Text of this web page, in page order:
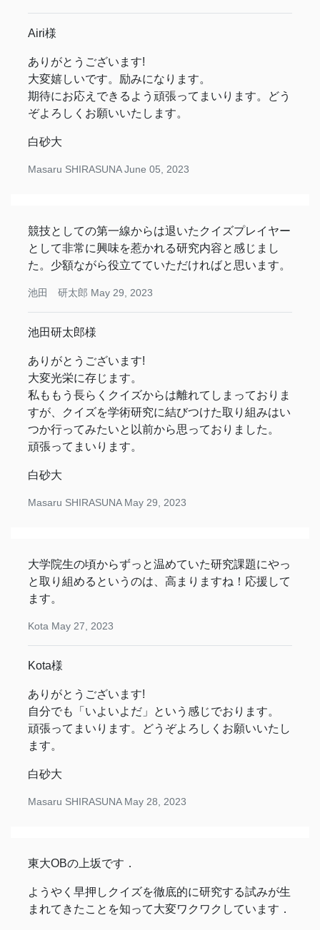
Airi様
ありがとうございます!
大変嬉しいです。励みになります。
期待にお応えできるよう頑張ってまいります。どう
ぞよろしくお願いいたします。
白砂大
Masaru SHIRASUNAJune 05, 2023
競技としての第一線からは退いたクイズプレイヤー
として非常に興味を惹かれる研究内容と感じまし
た。少額ながら役立てていただければと思います。
池田 研太郎 May 29, 2023
池田研太郎様
ありがとうございます!
大変光栄に存じます。
私ももう長らくクイズからは離れてしまっておりま
すが、クイズを学術研究に結びつけた取り組みはい
つか行ってみたいと以前から思っておりました。
頑張ってまいります。
白砂大
Masaru SHIRASUNA May 29, 2023
大学院生の頃からずっと温めていた研究課題にやっ
と取り組めるというのは、高まりますね！応援して
ます。
Kota May 27, 2023
Kota様
ありがとうございます!
自分でも「いよいよだ」という感じでおります。
頑張ってまいります。どうぞよろしくお願いいたし
ます。
白砂大
Masaru SHIRASUNA May 28, 2023
東大OBの上坂です．
ようやく早押しクイズを徹底的に研究する試みが生
まれてきたことを知って大変ワクワクしています．